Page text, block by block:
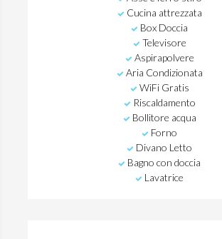
Cucina attrezzata
Box Doccia
Televisore
Aspirapolvere
Aria Condizionata
WiFi Gratis
Riscaldamento
Bollitore acqua
Forno
Divano Letto
Bagno con doccia
Lavatrice